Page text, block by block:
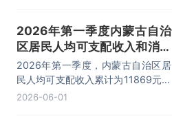
加了185元，同比名义增长3.22%。
2026年第一季度内蒙古自治
区居民人均可支配收入和消费
支出情况统计
2026年第一季度，内蒙古自治区居
民人均可支配收入累计为11869元，
相比上年同期增加了566元，同比名
2026-06-01